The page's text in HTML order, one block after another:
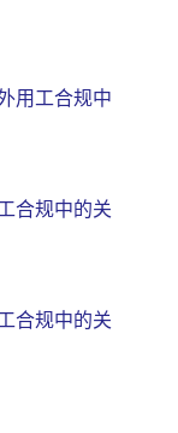
用工合规中
合规中的关
合规中的关